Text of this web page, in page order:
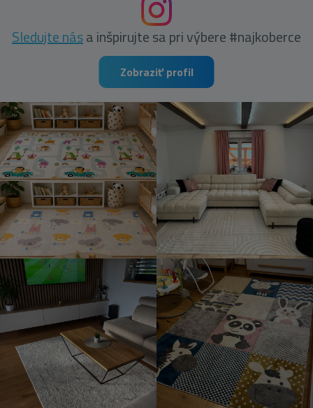
Sledujte nása inšpirujte sa pri výbere #najkoberce
Zobraziť profil